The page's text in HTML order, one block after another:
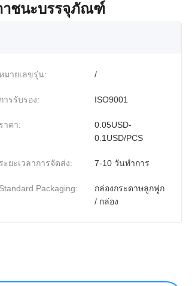
าชนะบรรจุภัณฑ์
มายเลขรุ่น: /
การรับรอง: ISO9001
ราคา:
0.05USD-
0.1USD/PCS
ระยะเวลาการจัดส่ง: 7-10 วันทำการ
Standard Packaging:
กล่องกระดาษลูกฟูก
/ กล่อง